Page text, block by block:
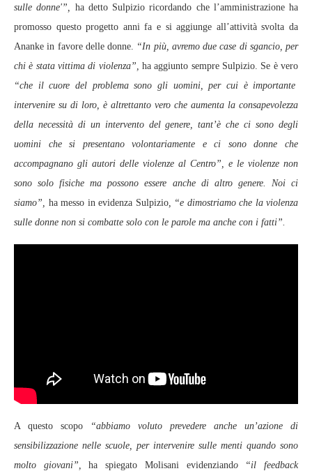
sulle donne'”, ha detto Sulpizio ricordando che l’amministrazione ha
promosso questo progetto anni fa e si aggiunge all’attività svolta da
Ananke in favore delle donne. “In più, avremo due case di sgancio, per
chi è stata vittima di violenza”, ha aggiunto sempre Sulpizio. Se è vero
“che il cuore del problema sono gli uomini, per cui è importante
intervenire su di loro, è altrettanto vero che aumenta la consapevolezza
della necessità di un intervento del genere, tant’è che ci sono degli
uomini che si presentano volontariamente e ci sono donne che
accompagnano gli autori delle violenze al Centro”, e le violenze non
sono solo fisiche ma possono essere anche di altro genere. Noi ci
siamo”, ha messo in evidenza Sulpizio, “e dimostriamo che la violenza
sulle donne non si combatte solo con le parole ma anche con i fatti”.
A questo scopo
“abbiamo voluto prevedere anche un’azione di
sensibilizzazione nelle scuole, per intervenire sulle menti quando sono
molto giovani”,ha spiegato Molisani evidenziando “il feedback